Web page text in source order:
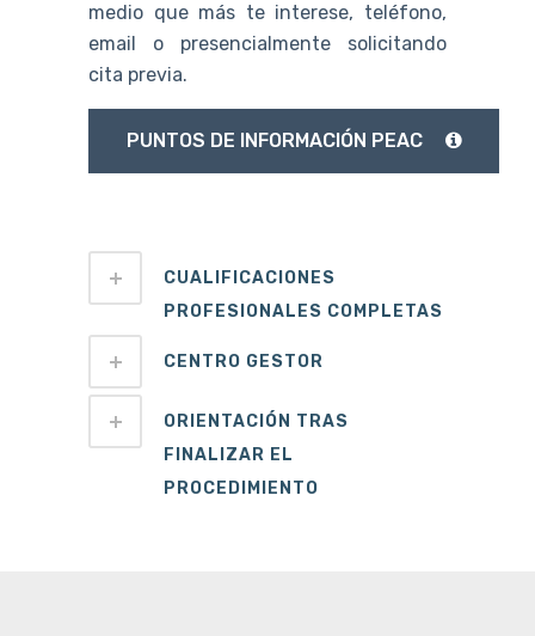
medio que más te interese, teléfono,
email o presencialmente solicitando
cita previa.
PUNTOS DE INFORMACIÓN PEAC
CUALIFICACIONES
PROFESIONALES COMPLETAS
CENTRO GESTOR
ORIENTACIÓN TRAS
FINALIZAR EL
PROCEDIMIENTO